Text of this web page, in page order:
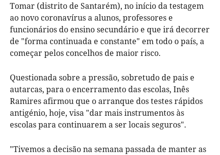
Tomar (distrito de Santarém), no início da testagem
ao novo coronavírus a alunos, professores e
funcionários do ensino secundário e que irá decorrer
de "forma continuada e constante" em todo o país, a
começar pelos concelhos de maior risco.
Questionada sobre a pressão, sobretudo de pais e
autarcas, para o encerramento das escolas, Inês
Ramires afirmou que o arranque dos testes rápidos
antigénio, hoje, visa "dar mais instrumentos às
escolas para continuarem a ser locais seguros".
"Tivemos a decisão na semana passada de manter as